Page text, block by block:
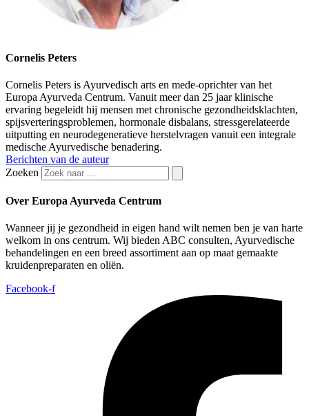
Cornelis Peters
Cornelis Peters is Ayurvedisch arts en mede-oprichter van het
Europa Ayurveda Centrum. Vanuit meer dan 25 jaar klinische
ervaring begeleidt hij mensen met chronische gezondheidsklachten,
spijsverteringsproblemen, hormonale disbalans, stressgerelateerde
uitputting en neurodegeneratieve herstelvragen vanuit een integrale
medische Ayurvedische benadering.
Berichten van de auteur
Zoeken
Over Europa Ayurveda Centrum
Wanneer jij je gezondheid in eigen hand wilt nemen ben je van harte
welkom in ons centrum. Wij bieden ABC consulten, Ayurvedische
behandelingen en een breed assortiment aan op maat gemaakte
kruidenpreparaten en oliën.
Facebook-f